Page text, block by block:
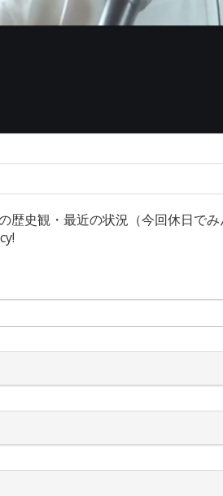
史観・最近の状況（今回休日で